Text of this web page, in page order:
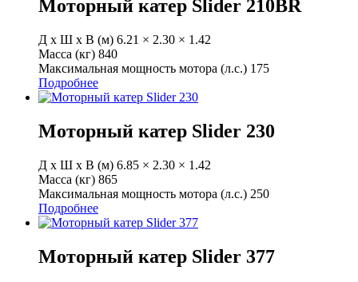
Моторный катер Slider 210BR
Д х Ш х В (м) 6.21 × 2.30 × 1.42
Масса (кг) 840
Максимальная мощность мотора (л.с.) 175
Подробнее
Моторный катер Slider 230
Д х Ш х В (м) 6.85 × 2.30 × 1.42
Масса (кг) 865
Максимальная мощность мотора (л.с.) 250
Подробнее
Моторный катер Slider 377